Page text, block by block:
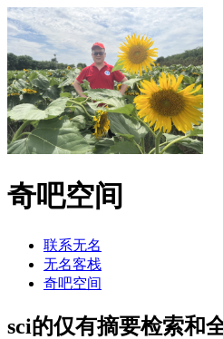
奇吧空间
联系无名
无名客栈
奇吧空间
sci的仅有摘要检索和